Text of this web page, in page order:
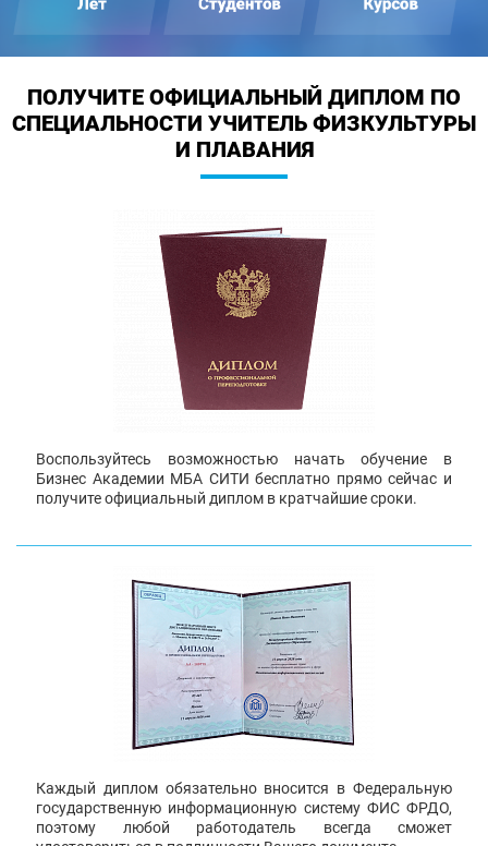
ПОЛУЧИТЕ ОФИЦИАЛЬНЫЙ ДИПЛОМ ПО
СПЕЦИАЛЬНОСТИ УЧИТЕЛЬ ФИЗКУЛЬТУРЫ
И ПЛАВАНИЯ
Воспользуйтесь возможностью начать обучение в
Бизнес Академии МБА СИТИ бесплатно прямо сейчас и
получите официальный диплом в кратчайшие сроки.
Каждый диплом обязательно вносится в Федеральную
государственную информационную систему ФИС ФРДО,
поэтому любой работодатель всегда сможет